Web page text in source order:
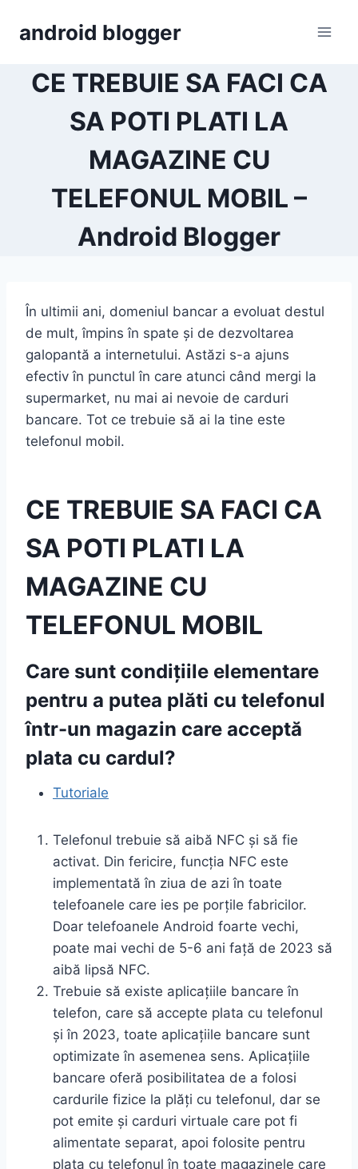
android blogger
CE TREBUIE SA FACI CA
SA POTI PLATI LA
MAGAZINE CU
TELEFONUL MOBIL –
Android Blogger
În ultimii ani, domeniul bancar a evoluat destul
de mult, împins în spate și de dezvoltarea
galopantă a internetului. Astăzi s-a ajuns
efectiv în punctul în care atunci când mergi la
supermarket, nu mai ai nevoie de carduri
bancare. Tot ce trebuie să ai la tine este
telefonul mobil.
CE TREBUIE SA FACI CA
SA POTI PLATI LA
MAGAZINE CU
TELEFONUL MOBIL
Care sunt condițiile elementare
pentru a putea plăti cu telefonul
într-un magazin care acceptă
plata cu cardul?
Tutoriale
Telefonul trebuie să aibă NFC și să fie
activat. Din fericire, funcția NFC este
implementată în ziua de azi în toate
telefoanele care ies pe porțile fabricilor.
Doar telefoanele Android foarte vechi,
poate mai vechi de 5-6 ani față de 2023 să
aibă lipsă NFC.
Trebuie să existe aplicațiile bancare în
telefon, care să accepte plata cu telefonul
și în 2023, toate aplicațiile bancare sunt
optimizate în asemenea sens. Aplicațiile
bancare oferă posibilitatea de a folosi
cardurile fizice la plăți cu telefonul, dar se
pot emite și carduri virtuale care pot fi
alimentate separat, apoi folosite pentru
plata cu telefonul în toate magazinele care